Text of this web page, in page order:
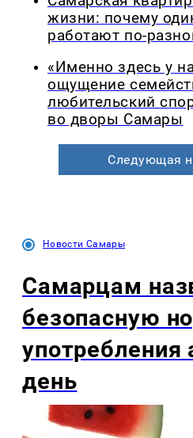
жизни: почему
работают по-
«Именно здесь у
ощущение
любительский
во дворы Самары
Следующая
Новости Самары
Самарцам
безопасную
употребления
день